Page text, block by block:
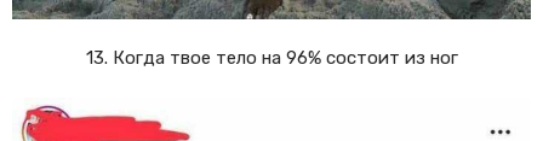
13. Когда твое тело на 96% состоит из ног